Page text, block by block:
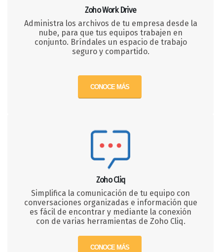
Zoho Work Drive
Administra los archivos de tu empresa desde la
nube, para que tus equipos trabajen en
conjunto. Bríndales un espacio de trabajo
seguro y compartido.
CONOCE MÁS
Zoho Cliq
Simplifica la comunicación de tu equipo con
conversaciones organizadas e información que
es fácil de encontrar y mediante la conexión
con de varias herramientas de Zoho Cliq.
CONOCE MÁS